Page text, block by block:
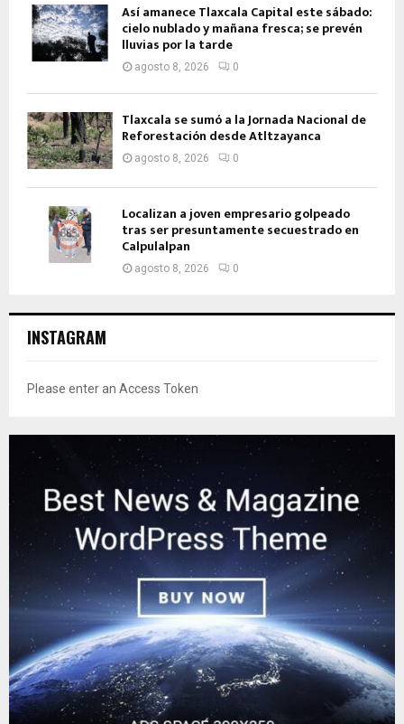
Así amanece Tlaxcala Capital este sábado:
cielo nublado y mañana fresca; se prevén
lluvias por la tarde
agosto 8, 2026 0
Tlaxcala se sumó a la Jornada Nacional de
Reforestación desde Atltzayanca
agosto 8, 2026 0
Localizan a joven empresario golpeado
tras ser presuntamente secuestrado en
Calpulalpan
agosto 8, 2026 0
INSTAGRAM
Please enter an Access Token